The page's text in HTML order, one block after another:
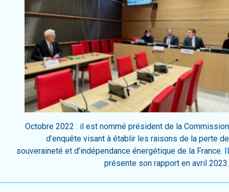
Octobre 2022 : il est nommé président de la Commission
d’enquête visant à établir les raisons de la perte de
souveraineté et d’indépendance énergétique de la France. Il
présente son rapport en avril 2023.